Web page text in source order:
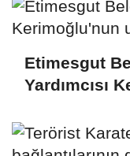
Etimesgut
Yardımcısı